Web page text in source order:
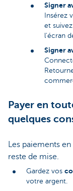
Signer
Insérez
et
l'écran
Signer
Payer en
quelques
Les paiements
reste de mise.
Gardez vos
votre argent.